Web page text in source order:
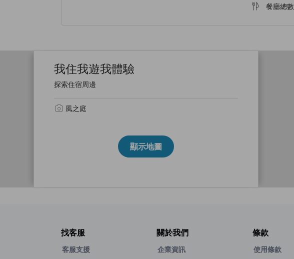
餐廳總數
我住我遊我體驗
探索住宿周邊
風之庭
顯示地圖
找客服
客服支援
關於我們
企業資訊
條款
使用條款